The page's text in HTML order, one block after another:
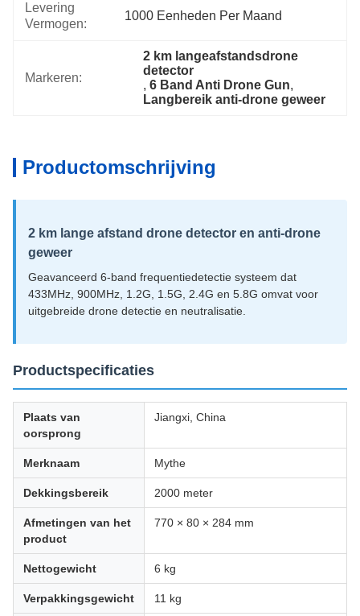
Levering
Vermogen:
1000 Eenheden Per Maand
Markeren:
2 km langeafstandsdrone
detector
, 6 Band Anti Drone Gun,
Langbereik anti-drone geweer
Productomschrijving
2 km lange afstand drone detector en anti-drone
geweer
Geavanceerd 6-band frequentiedetectie systeem dat
433MHz, 900MHz, 1.2G, 1.5G, 2.4G en 5.8G omvat voor
uitgebreide drone detectie en neutralisatie.
Productspecificaties
Plaats van
oorsprong
Jiangxi, China
Merknaam Mythe
Dekkingsbereik 2000 meter
Afmetingen van het
product
770 × 80 × 284 mm
Nettogewicht 6 kg
Verpakkingsgewicht 11 kg